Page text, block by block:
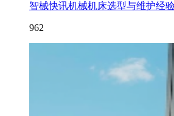
智械快讯机械机床选型与维护经
962